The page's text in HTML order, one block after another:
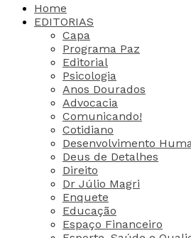
Home
EDITORIAS
Capa
Programa Paz
Editorial
Psicologia
Anos Dourados
Advocacia
Comunicando!
Cotidiano
Desenvolvimento
Deus de Detalhes
Direito
Dr Júlio Magri
Enquete
Educação
Espaço Financeiro